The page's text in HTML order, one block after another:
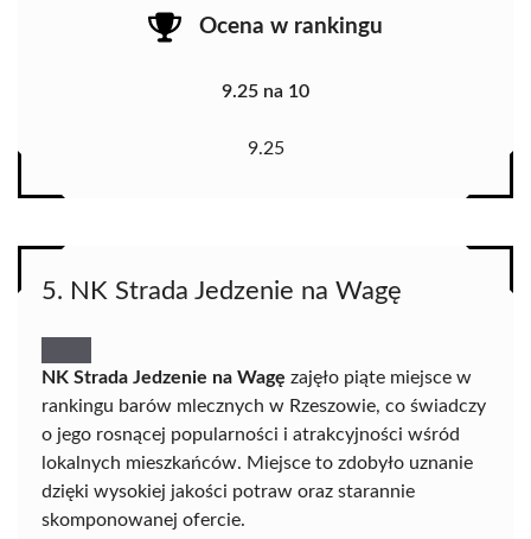
Ocena w rankingu
9.25 na 10
9.25
5. NK Strada Jedzenie na Wagę
NK Strada Jedzenie na Wagę zajęło piąte miejsce w
rankingu barów mlecznych w Rzeszowie, co świadczy
o jego rosnącej popularności i atrakcyjności wśród
lokalnych mieszkańców. Miejsce to zdobyło uznanie
dzięki wysokiej jakości potraw oraz starannie
skomponowanej ofercie.